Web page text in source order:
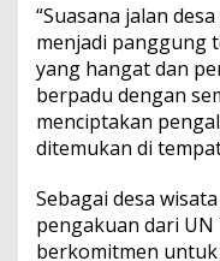
6
“Suasana jalan
menjadi panggung
yang hangat dan
berpadu dengan
menciptakan
ditemukan di
Sebagai desa
pengakuan dari
berkomitmen untuk